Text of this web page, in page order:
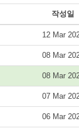
작성일
12 Mar
08 Mar
08 Mar
07 Mar
06 Mar